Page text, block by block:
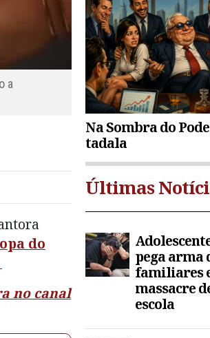
a
do
no canal
Na Sombra do
tadala
Últimas
pega arma
familiares
massacre
escola